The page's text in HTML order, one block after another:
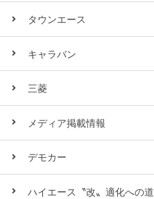
タウンエース
キャラバン
三菱
メディア掲載情報
デモカー
ハイエース〝改〟適化への道